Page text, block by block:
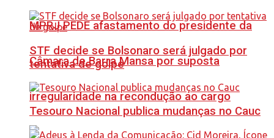
MPRJ PEDE afastamento do presidente da
Câmara de Barra Mansa por suposta
irregularidade na recondução ao cargo
STF decide se Bolsonaro será julgado por
tentativa de golpe
Tesouro Nacional publica mudanças no Cauc